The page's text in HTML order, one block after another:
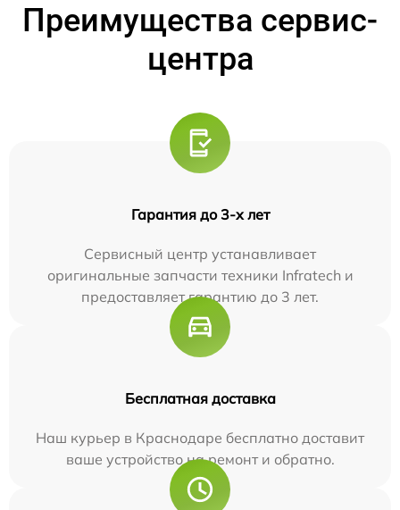
Преимущества сервис-
центра
Гарантия до 3-х лет
Сервисный центр устанавливает
оригинальные запчасти техники Infratech и
предоставляет гарантию до 3 лет.
Бесплатная доставка
Наш курьер в Краснодаре бесплатно доставит
ваше устройство на ремонт и обратно.